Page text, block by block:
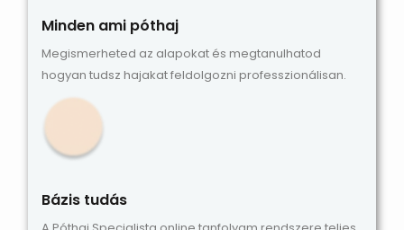
Minden ami póthaj
Megismerheted az alapokat és megtanulhatod
hogyan tudsz hajakat feldolgozni professzionálisan.
Bázis tudás